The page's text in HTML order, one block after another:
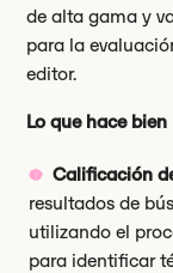
de alta gama y
para la
editor.
Lo que hace bien
Calificación
resultados de
utilizando el
para identificar